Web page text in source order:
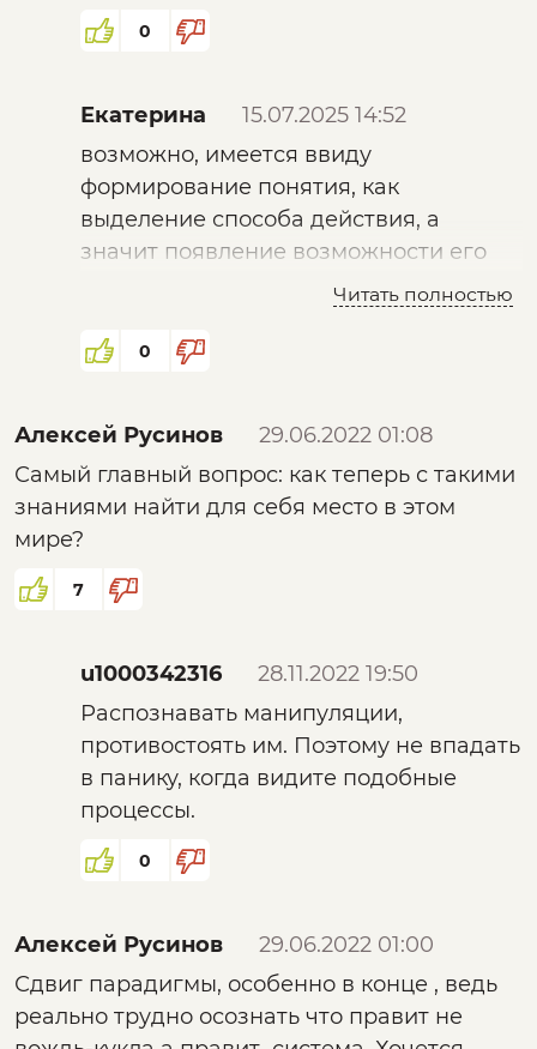
появилась речь , но 100 % они
воровали еду и еще что-нибудь у
0
Екатерина
15.07.2025 14:52
возможно, имеется ввиду
формирование понятия, как
выделение способа действия, а
значит появление возможности его
ОСОЗНАННОГО использования.
Читать полностью
0
Алексей Русинов
29.06.2022 01:08
Самый главный вопрос: как теперь с такими
знаниями найти для себя место в этом
мире?
7
u1000342316
28.11.2022 19:50
Распознавать манипуляции,
противостоять им. Поэтому не впадать
в панику, когда видите подобные
процессы.
0
Алексей Русинов
29.06.2022 01:00
Сдвиг парадигмы, особенно в конце , ведь
реально трудно осознать что правит не